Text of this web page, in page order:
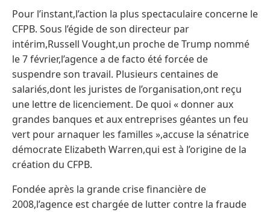
Pour l’instant,l’action la plus spectaculaire concerne le
CFPB. Sous l’égide de son directeur par
intérim,Russell Vought,un proche de Trump nommé
le 7 février,l’agence a de facto été forcée de
suspendre son travail. Plusieurs centaines de
salariés,dont les juristes de l’organisation,ont reçu
une lettre de licenciement. De quoi « donner aux
grandes banques et aux entreprises géantes un feu
vert pour arnaquer les familles »,accuse la sénatrice
démocrate Elizabeth Warren,qui est à l’origine de la
création du CFPB.
Fondée après la grande crise financière de
2008,l’agence est chargée de lutter contre la fraude